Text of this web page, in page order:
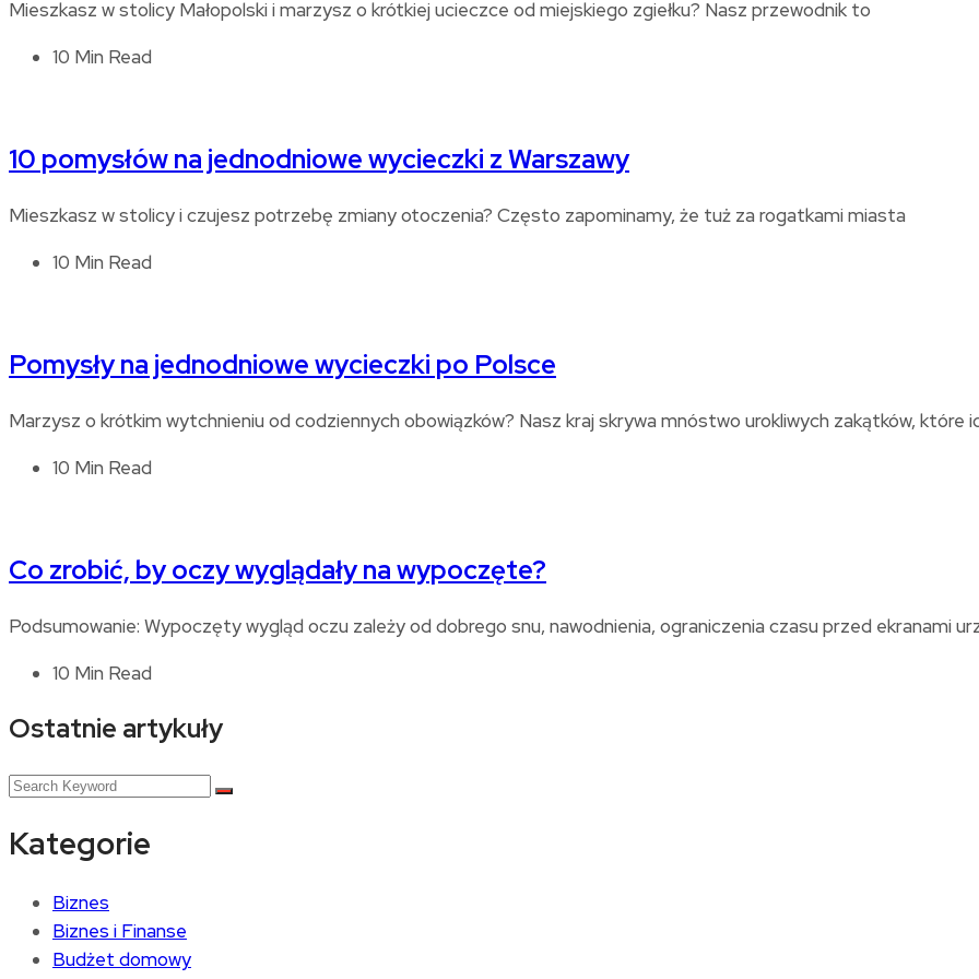
Mieszkasz w stolicy Małopolski i marzysz o krótkiej ucieczce od miejskiego zgiełku? Nasz przewodnik to
10 Min Read
10 pomysłów na jednodniowe wycieczki z Warszawy
Mieszkasz w stolicy i czujesz potrzebę zmiany otoczenia? Często zapominamy, że tuż za rogatkami miasta
10 Min Read
Pomysły na jednodniowe wycieczki po Polsce
Marzysz o krótkim wytchnieniu od codziennych obowiązków? Nasz kraj skrywa mnóstwo urokliwych zakątków, które
10 Min Read
Co zrobić, by oczy wyglądały na wypoczęte?
Podsumowanie: Wypoczęty wygląd oczu zależy od dobrego snu, nawodnienia, ograniczenia czasu przed ekranami
10 Min Read
Ostatnie artykuły
Kategorie
Biznes
Biznes i Finanse
Budżet domowy